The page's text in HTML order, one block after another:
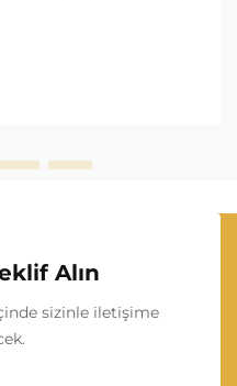
Alın
sizinle iletişime